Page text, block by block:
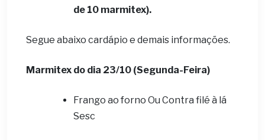
de 10 marmitex).
Segue abaixo cardápio e demais informações.
Marmitex do dia 23/10 (Segunda-Feira)
Frango ao forno Ou Contra filé à lá
Sesc